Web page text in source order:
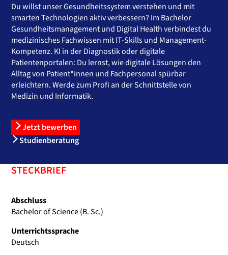
Du willst unser Gesundheitssystem verstehen und mit
smarten Technologien aktiv verbessern? Im Bachelor
Gesundheitsmanagement und Digital Health verbindest du
medizinisches Fachwissen mit IT-Skills und Management-
Kompetenz. KI in der Diagnostik oder digitale
Patientenportalen: Du lernst, wie digitale Lösungen den
Alltag von Patient*innen und Fachpersonal spürbar
erleichtern. Werde zum Profi an der Schnittstelle von
Medizin und Informatik.
Jetzt bewerben
Studienberatung
STECKBRIEF
Abschluss
Bachelor of Science (B. Sc.)
Unterrichtssprache
Deutsch